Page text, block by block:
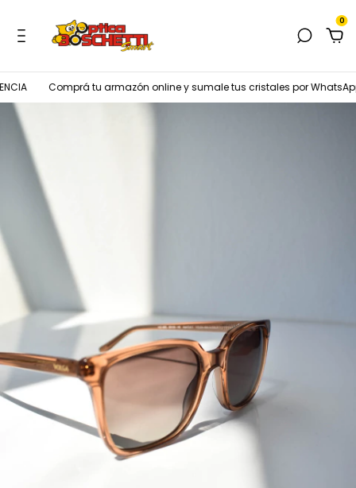
0
Comprá tu armazón online y sumale tus cristales por WhatsApp